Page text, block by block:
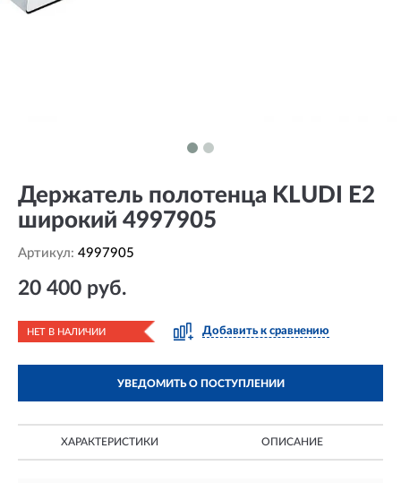
Держатель полотенца KLUDI E2
широкий 4997905
Артикул: 4997905
20 400 руб.
НЕТ В НАЛИЧИИ Добавить к сравнению
УВЕДОМИТЬ О ПОСТУПЛЕНИИ
ХАРАКТЕРИСТИКИ ОПИСАНИЕ